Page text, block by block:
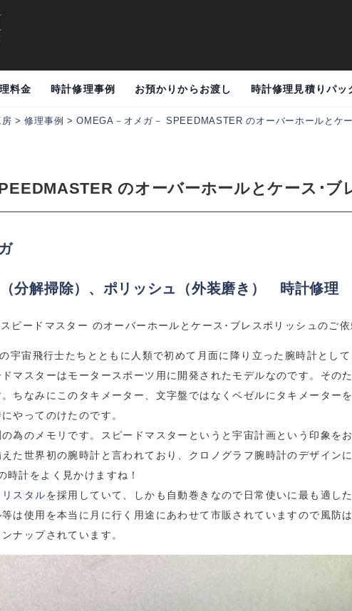
料金 時計修理事例 お預かりからお渡し 時計修理見積りパッ
房 >修理事例 >OMEGA－オメガ－ SPEEDMASTER のオーバーホールとケ
のオーバーホールとケース･ブ
分解掃除）、ポリッシュ（外装磨き） 時計修理
ピードマスター のオーバーホールとケース･ブレスポリッシュのご依
宇宙飛行士たちとともに人類で初めて月面に降り立った腕時計とし
マスターはモータースポーツ用に開発されたモデルなのです。その
ちなみにこのタキメーター、文字盤ではなくベゼルにタキメーター
やってのけたのです。
為のメモリです。スピードマスターというと宇宙計画という印象を
た世界初の腕時計と言われており、クロノグラフ腕時計のデザイン
計をよく見かけますね！
スタルを採用していて、しかも自動巻きなので日常使いに最も適し
は使用を本当に月に行く用途にあわせて市販されていますので風防
ナップされています。